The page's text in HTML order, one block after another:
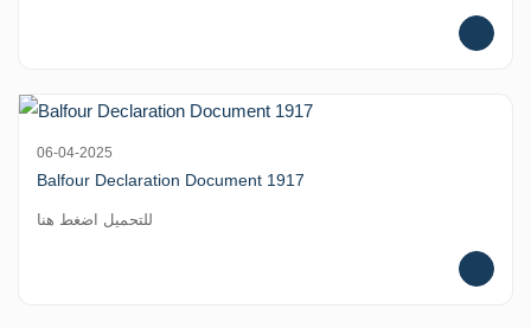
06-04-2025
Balfour Declaration Document 1917
للتحميل اضغط هنا